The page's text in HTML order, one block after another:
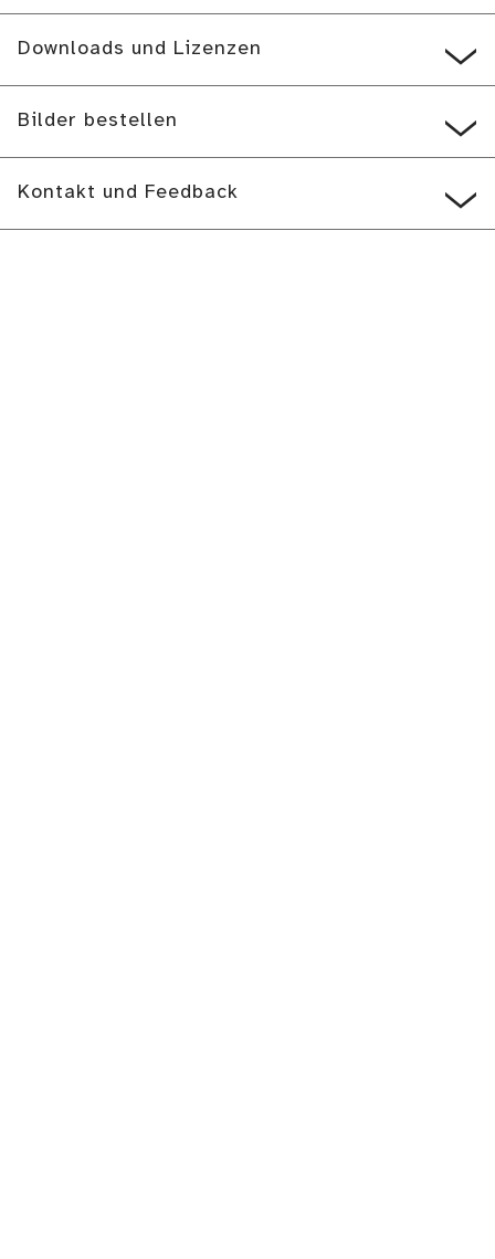
Downloads und Lizenzen
Bilder bestellen
Kontakt und Feedback